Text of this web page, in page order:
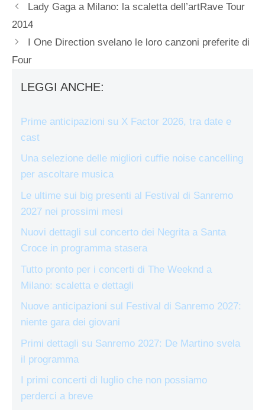
Lady Gaga a Milano: la scaletta dell’artRave Tour
2014
I One Direction svelano le loro canzoni preferite di
Four
LEGGI ANCHE:
Prime anticipazioni su X Factor 2026, tra date e
cast
Una selezione delle migliori cuffie noise cancelling
per ascoltare musica
Le ultime sui big presenti al Festival di Sanremo
2027 nei prossimi mesi
Nuovi dettagli sul concerto dei Negrita a Santa
Croce in programma stasera
Tutto pronto per i concerti di The Weeknd a
Milano: scaletta e dettagli
Nuove anticipazioni sul Festival di Sanremo 2027:
niente gara dei giovani
Primi dettagli su Sanremo 2027: De Martino svela
il programma
I primi concerti di luglio che non possiamo
perderci a breve